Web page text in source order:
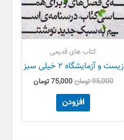
کتاب های قدیمی
زیست و آزمایشگاه ۲ خیلی سبز
95,000تومان75,000تومان
افزودن